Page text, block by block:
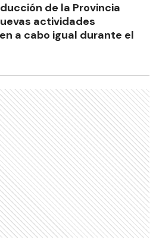
de la Provincia
actividades
a cabo igual durante el